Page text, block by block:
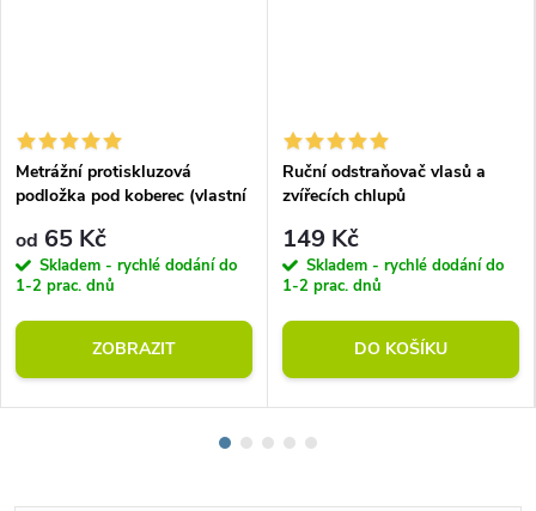
Metrážní protiskluzová
podložka pod koberec (vlastní
od 65 Kč
Skladem - rychlé dodání do
1-2 prac. dnů
ZOBRAZIT
Ruční odstraňovač vlasů a
zvířecích chlupů
149 Kč
Skladem - rychlé dodání do
1-2 prac. dnů
DO KOŠÍKU